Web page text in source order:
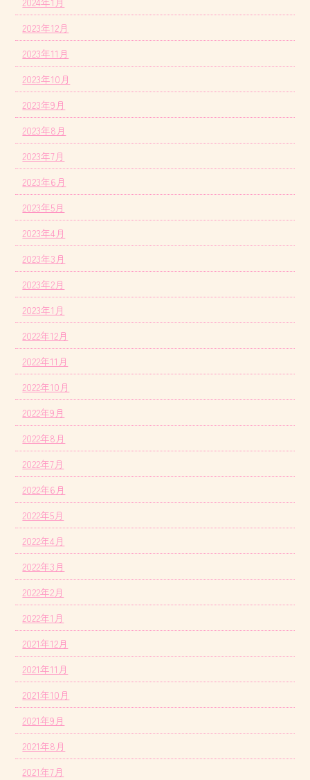
2023年12月
2023年11月
2023年10月
2023年9月
2023年8月
2023年7月
2023年6月
2023年5月
2023年4月
2023年3月
2023年2月
2023年1月
2022年12月
2022年11月
2022年10月
2022年9月
2022年8月
2022年7月
2022年6月
2022年5月
2022年4月
2022年3月
2022年2月
2022年1月
2021年12月
2021年11月
2021年10月
2021年9月
2021年8月
2021年7月